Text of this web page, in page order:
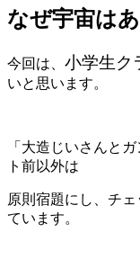
なぜ宇宙は
今回は、 小学生ク
いと思います。
「大造じいさんと
ト前以外は
原則宿題にし、 チェ
ています。